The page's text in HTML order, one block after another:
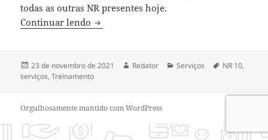
todas as outras NR presentes hoje.
Continuar lendo 7 Fatos que você precisa estar a par
Publicado
em
23 de novembro de 2021 Autor
Redator Categorias
Serviços Tags
NR 10,
serviços,Treinamento
Orgulhosamente mantido com WordPress